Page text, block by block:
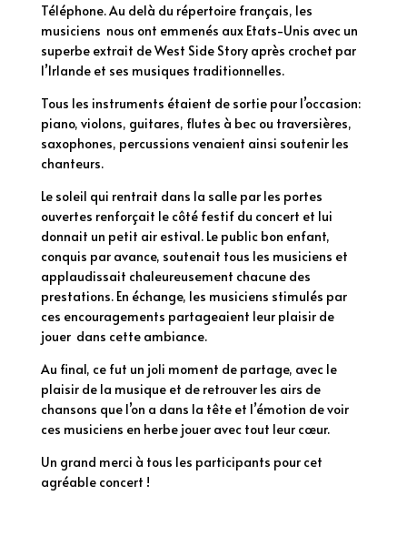
Téléphone. Au delà du répertoire français, les
musiciens nous ont emmenés aux Etats-Unis avec un
superbe extrait de West Side Story après crochet par
l’Irlande et ses musiques traditionnelles.
Tous les instruments étaient de sortie pour l’occasion:
piano, violons, guitares, flutes à bec ou traversières,
saxophones, percussions venaient ainsi soutenir les
chanteurs.
Le soleil qui rentrait dans la salle par les portes
ouvertes renforçait le côté festif du concert et lui
donnait un petit air estival. Le public bon enfant,
conquis par avance, soutenait tous les musiciens et
applaudissait chaleureusement chacune des
prestations. En échange, les musiciens stimulés par
ces encouragements partageaient leur plaisir de
jouer dans cette ambiance.
Au final, ce fut un joli moment de partage, avec le
plaisir de la musique et de retrouver les airs de
chansons que l’on a dans la tête et l’émotion de voir
ces musiciens en herbe jouer avec tout leur cœur.
Un grand merci à tous les participants pour cet
agréable concert !